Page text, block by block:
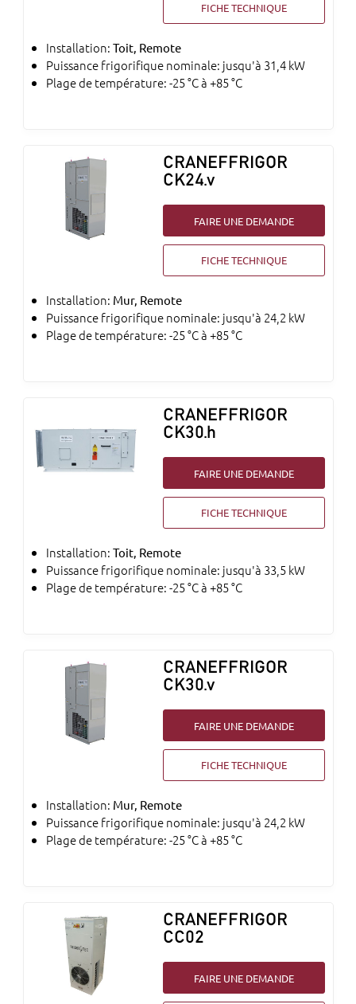
FICHE TECHNIQUE
Installation: Toit, Remote
Puissance frigorifique nominale: jusqu'à 31,4 kW
Plage de température: -25 °C à +85 °C
CRANEFFRIGOR
CK24.v
FAIRE UNE DEMANDE
FICHE TECHNIQUE
Installation: Mur, Remote
Puissance frigorifique nominale: jusqu'à 24,2 kW
Plage de température: -25 °C à +85 °C
CRANEFFRIGOR
CK30.h
FAIRE UNE DEMANDE
FICHE TECHNIQUE
Installation: Toit, Remote
Puissance frigorifique nominale: jusqu'à 33,5 kW
Plage de température: -25 °C à +85 °C
CRANEFFRIGOR
CK30.v
FAIRE UNE DEMANDE
FICHE TECHNIQUE
Installation: Mur, Remote
Puissance frigorifique nominale: jusqu'à 24,2 kW
Plage de température: -25 °C à +85 °C
CRANEFFRIGOR
CC02
FAIRE UNE DEMANDE